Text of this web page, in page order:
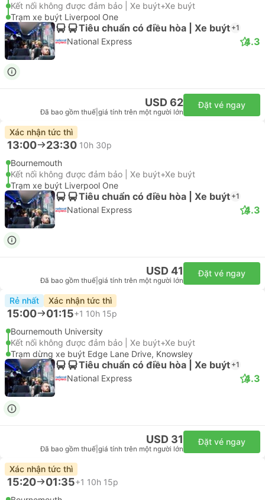
Kết nối không được đảm bảo | Xe buýt+Xe buýt
Trạm xe buýt Liverpool One
Tiêu chuẩn có điều hòa | Xe buýt +1
National Express 4.3
USD 62
Đã bao gồm thuế giá tính trên một người lớn
Đặt vé ngay
Xác nhận tức thì
13:00 23:30 10h 30p
Bournemouth
Kết nối không được đảm bảo | Xe buýt+Xe buýt
Trạm xe buýt Liverpool One
Tiêu chuẩn có điều hòa | Xe buýt +1
National Express 4.3
USD 41
Đã bao gồm thuế giá tính trên một người lớn
Đặt vé ngay
Rẻ nhất Xác nhận tức thì
15:00 01:15+1 10h 15p
Bournemouth University
Kết nối không được đảm bảo | Xe buýt+Xe buýt
Trạm dừng xe buýt Edge Lane Drive, Knowsley
Tiêu chuẩn có điều hòa | Xe buýt +1
National Express 4.3
USD 31
Đã bao gồm thuế giá tính trên một người lớn
Đặt vé ngay
Xác nhận tức thì
15:20 01:35+1 10h 15p